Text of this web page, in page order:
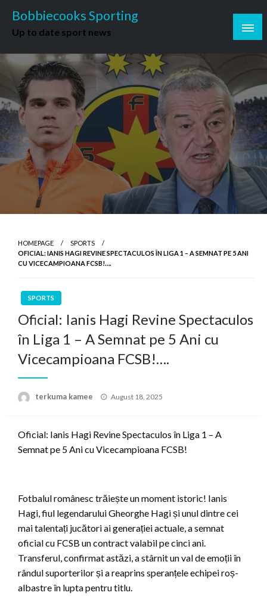
content
Bobbiecooks Sporting
Up to date sport news
HOMEPAGE
SPORTS
OFICIAL: IANIS HAGI REVINE SPECTACULOS ÎN LIGA 1 – A SEMNAT PE 5 ANI
CU VICECAMPIOANA FCSB!….
SPORTS
Oficial: Ianis Hagi Revine Spectaculos
în Liga 1 – A Semnat pe 5 Ani cu
Vicecampioana FCSB!….
terkuma kamee
Posted
August 18, 2025
Oficial: Ianis Hagi Revine Spectaculos în Liga 1 – A
Semnat pe 5 Ani cu Vicecampioana FCSB!
Fotbalul românesc trăiește un moment istoric! Ianis
Hagi, fiul legendarului Gheorghe Hagi și unul dintre cei
mai talentați jucători ai generației actuale, a semnat
oficial cu FCSB un contract valabil pe cinci ani.
Transferul, confirmat astăzi, a stârnit un val de emoții în
rândul suporterilor și a reaprins speranțele echipei roș-
albastre în lupta pentru titlu.